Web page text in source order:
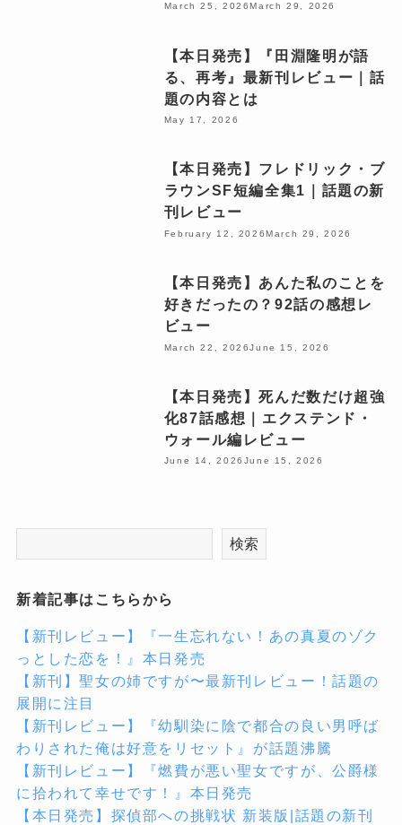
March 25, 2026 March 29, 2026
【本日発売】『田淵隆明が語
る、再考』最新刊レビュー｜話
題の内容とは
May 17, 2026
【本日発売】フレドリック・ブ
ラウンSF短編全集1｜話題の新
刊レビュー
February 12, 2026March 29, 2026
【本日発売】あんた私のことを
好きだったの？92話の感想レ
ビュー
March 22, 2026June 15, 2026
【本日発売】死んだ数だけ超強
化87話感想｜エクステンド・
ウォール編レビュー
June 14, 2026 June 15, 2026
検索
新着記事はこちらから
【新刊レビュー】『一生忘れない！あの真夏のゾク
っとした恋を！』本日発売
【新刊】聖女の姉ですが〜最新刊レビュー！話題の
展開に注目
【新刊レビュー】『幼馴染に陰で都合の良い男呼ば
わりされた俺は好意をリセット』が話題沸騰
【新刊レビュー】『燃費が悪い聖女ですが、公爵様
に拾われて幸せです！』本日発売
【本日発売】探偵部への挑戦状 新装版|話題の新刊